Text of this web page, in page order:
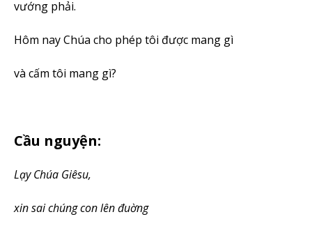
vướng phải.
Hôm nay Chúa cho phép tôi được mang gì
và cấm tôi mang gì?
Cầu nguyện:
Lạy Chúa Giêsu,
xin sai chúng con lên đuờng